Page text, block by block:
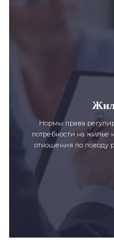
Нормы права
потребности на
отношения по